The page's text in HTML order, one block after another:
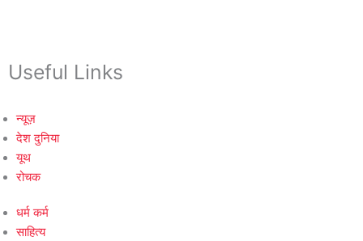
Useful Links
न्यूज़
देश दुनिया
यूथ
रोचक
धर्म कर्म
साहित्य